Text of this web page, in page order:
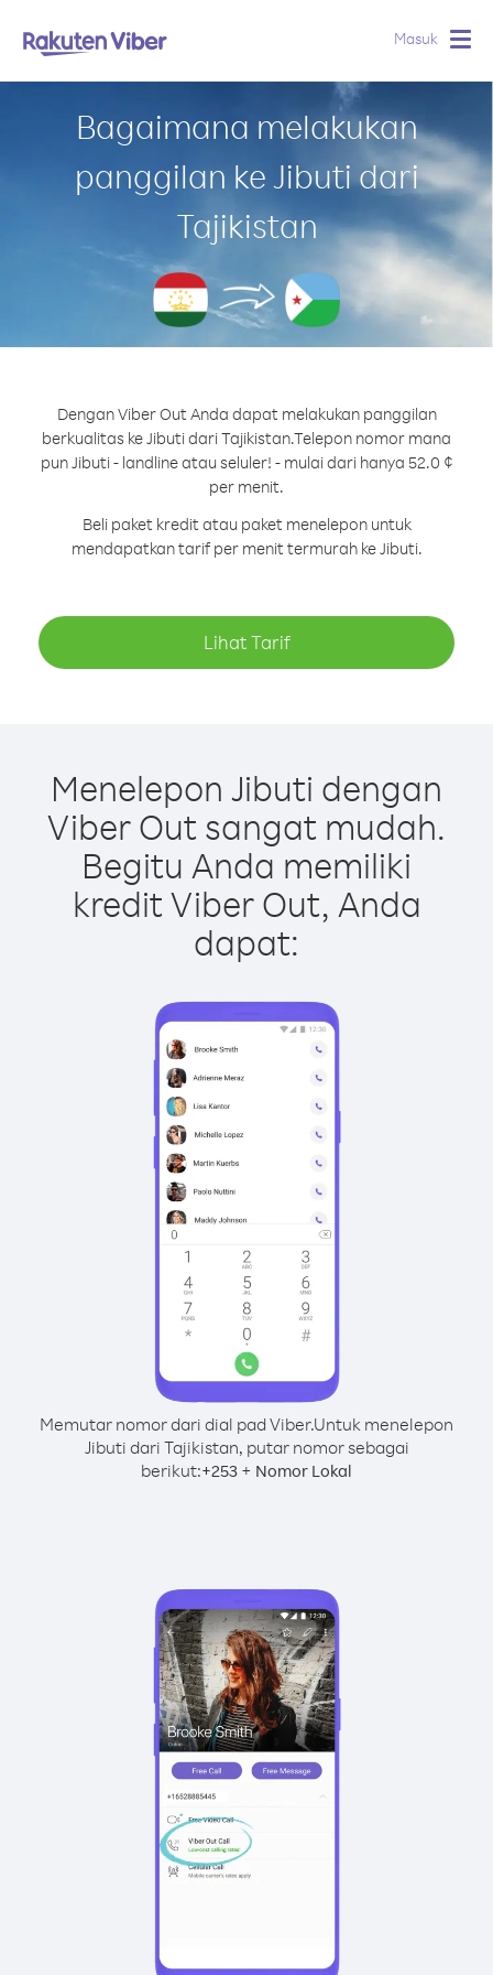
Masuk
Bagaimana melakukan
panggilan ke Jibuti dari
Tajikistan
Dengan Viber Out Anda dapat melakukan panggilan
berkualitas ke Jibuti dari Tajikistan.Telepon nomor mana
pun Jibuti - landline atau seluler! - mulai dari hanya 52.0 ¢
per menit.
Beli paket kredit atau paket menelepon untuk
mendapatkan tarif per menit termurah ke Jibuti.
Lihat Tarif
Menelepon Jibuti dengan
Viber Out sangat mudah.
Begitu Anda memiliki
kredit Viber Out, Anda
dapat:
Memutar nomor dari dial pad Viber.Untuk menelepon
Jibuti dari Tajikistan, putar nomor sebagai
berikut:+253 + Nomor Lokal